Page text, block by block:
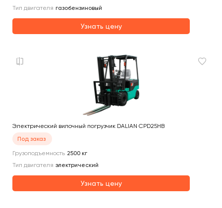
Тип двигателя газобензиновый
Узнать цену
Электрический вилочный погрузчик DALIAN CPD25HB
Под заказ
Грузоподъемность 2500 кг
Тип двигателя электрический
Узнать цену